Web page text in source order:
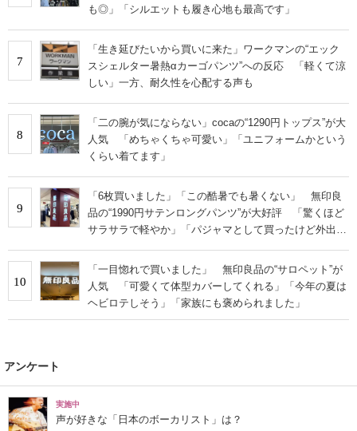
も◎」「シルエットも履き心地も最高です」
7
「生き延びたいから買いに来た」ワークマンの“エック
スシェルター暑熱αカーゴパンツ”への反応 「軽くて涼
しい」一方、耐久性を心配する声も
8
「二の腕が気にならない」cocaの“1290円トップス”が大
人気 「めちゃくちゃ可愛い」「ユニフォームかという
くらい着てます」
9
「6枚買いました」「この酷暑でも暑くない」 無印良
品の“1990円サテンロングパンツ”が大好評 「驚くほど
サラサラで軽やか」「パジャマとして買ったけど外出用
10
「一目惚れで買いました」 無印良品の“サロペット”が
人気 「可愛くて体型カバーしてくれる」「今年の夏は
ヘビロテしそう」「家族にも褒められました」
アンケート
実施中
声が好きな「日本のボーカリスト」は？